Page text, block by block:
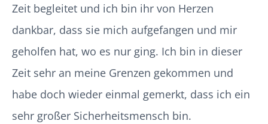
Zeit begleitet und ich bin ihr von Herzen
dankbar, dass sie mich aufgefangen und mir
geholfen hat, wo es nur ging. Ich bin in dieser
Zeit sehr an meine Grenzen gekommen und
habe doch wieder einmal gemerkt, dass ich ein
sehr großer Sicherheitsmensch bin.